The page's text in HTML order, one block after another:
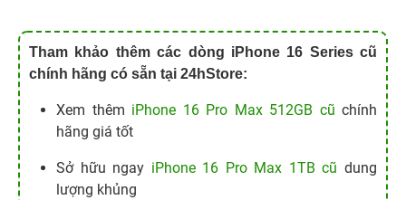
Tham khảo thêm các dòng iPhone 16 Series cũ
chính hãng có sẵn tại 24hStore:
Xem thêm iPhone 16 Pro Max 512GB cũ chính
hãng giá tốt
Sở hữu ngay iPhone 16 Pro Max 1TB cũ dung
lượng khủng